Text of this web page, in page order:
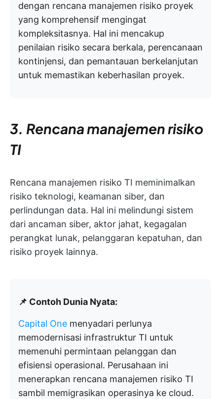
dengan rencana manajemen risiko proyek
yang komprehensif mengingat
kompleksitasnya. Hal ini mencakup
penilaian risiko secara berkala, perencanaan
kontinjensi, dan pemantauan berkelanjutan
untuk memastikan keberhasilan proyek.
3. Rencana manajemen risiko
TI
Rencana manajemen risiko TI meminimalkan
risiko teknologi, keamanan siber, dan
perlindungan data. Hal ini melindungi sistem
dari ancaman siber, aktor jahat, kegagalan
perangkat lunak, pelanggaran kepatuhan, dan
risiko proyek lainnya.
📌 Contoh Dunia Nyata:
Capital One menyadari perlunya
memodernisasi infrastruktur TI untuk
memenuhi permintaan pelanggan dan
efisiensi operasional. Perusahaan ini
menerapkan rencana manajemen risiko TI
sambil memigrasikan operasinya ke cloud.